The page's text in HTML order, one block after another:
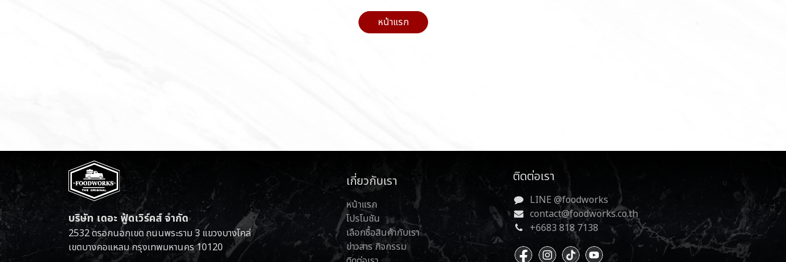
หน้าแรก
บริษัท เดอะ ฟู้ดเวิร์คส์ จำกัด
2532 ตรอกนอกเขต ถนนพระราม 3 แขวงบางโคล่
เขตบางคอแหลม กรุงเทพมหานคร 10120
เกี่ยวกับเรา
หน้าแรก
โปรโมชัน
เลือกซื้อสินค้ากับเรา
ข่าวสาร กิจกรรม
ติดต่อเรา
LINE @foodworks
contact@foodworks.co.th
+6683 818 7138